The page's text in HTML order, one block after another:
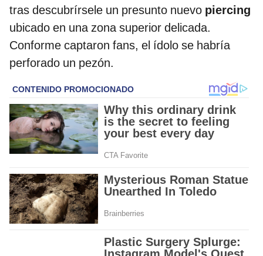
tras descubrírsele un presunto nuevo piercing
ubicado en una zona superior delicada.
Conforme captaron fans, el ídolo se habría
perforado un pezón.